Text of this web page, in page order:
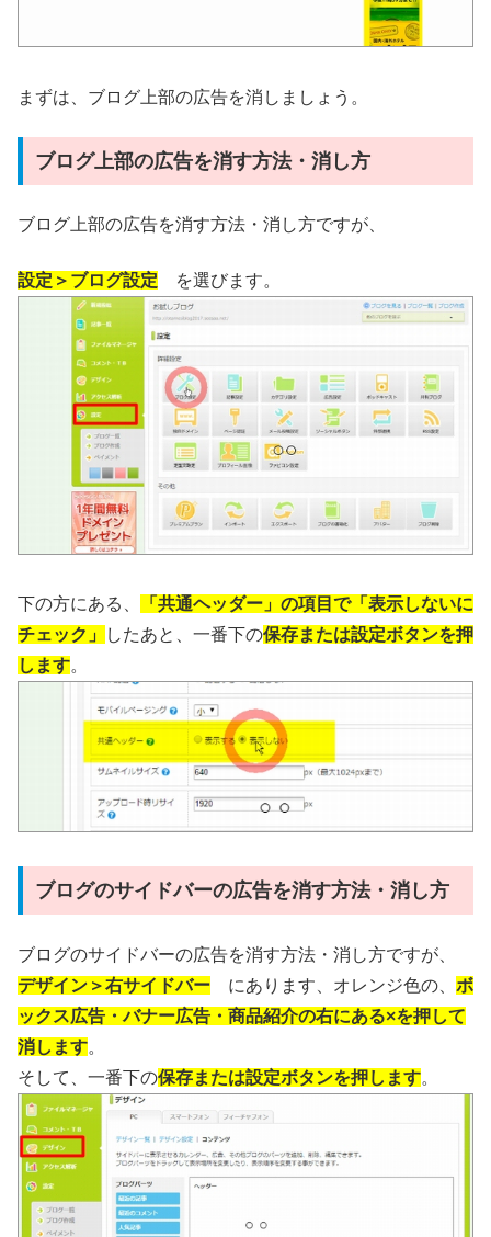
まずは、ブログ上部の広告を消しましょう。
ブログ上部の広告を消す方法・消し方
ブログ上部の広告を消す方法・消し方ですが、
設定＞ブログ設定 を選びます。
下の方にある、
「共通ヘッダー」の項目で「表示しないに
チェック」
したあと、一番下の保存または設定ボタンを押
します。
ブログのサイドバーの広告を消す方法・消し方
ブログのサイドバーの広告を消す方法・消し方ですが、
デザイン＞右サイドバー にあります、オレンジ色の、 ボ
ックス広告・バナー広告・商品紹介の右にある×を押して
消します。
そして、一番下の保存または設定ボタンを押します。